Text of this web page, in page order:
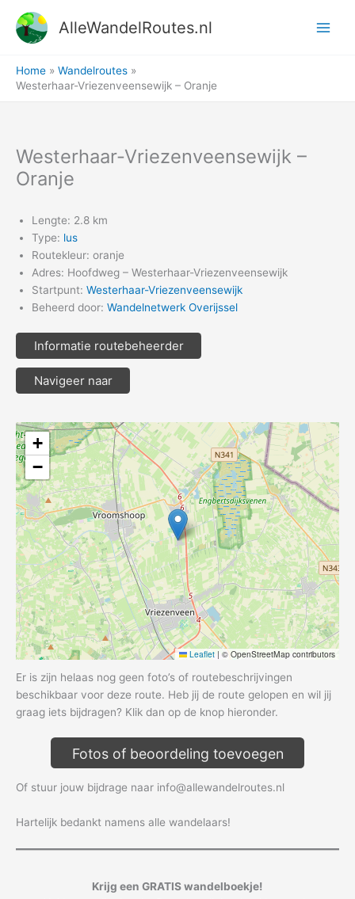
naar
AlleWandelRoutes.nl
Home
Wandelroutes
Westerhaar-Vriezenveensewijk – Oranje
Westerhaar-Vriezenveensewijk –
Oranje
Lengte: 2.8 km
Type: lus
Routekleur: oranje
Adres: Hoofdweg – Westerhaar-Vriezenveensewijk
Startpunt: Westerhaar-Vriezenveensewijk
Beheerd door: Wandelnetwerk Overijssel
Informatie routebeheerder
Navigeer naar
+
−
Leaflet | © OpenStreetMap contributors
Er is zijn helaas nog geen foto’s of routebeschrijvingen
beschikbaar voor deze route. Heb jij de route gelopen en wil jij
graag iets bijdragen? Klik dan op de knop hieronder.
Fotos of beoordeling toevoegen
Of stuur jouw bijdrage naar info@allewandelroutes.nl
Hartelijk bedankt namens alle wandelaars!
Krijg een GRATIS wandelboekje!